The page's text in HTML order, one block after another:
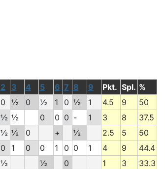
2 3 4 5 6 7 8 9 Pkt. Spl. %
0 ½ 0 ½ 1 0 ½ 1 4.5 9
50
½ ½ 0 0 0 - 1 3 8
37.5
½ ½ 0 + ½ 2.5 5
50
0 1 0 0 1 0 0 1 4 9
44.4
½ ½ 0 1 3
33.3